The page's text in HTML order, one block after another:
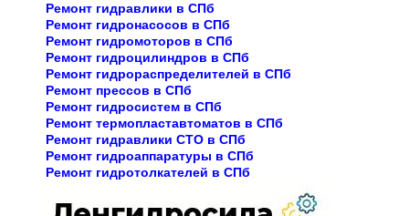
Ремонт гидравлики в СПб
Ремонт гидронасосов в СПб
Ремонт гидромоторов в СПб
Ремонт гидроцилиндров в СПб
Ремонт гидрораспределителей в СПб
Ремонт прессов в СПб
Ремонт гидросистем в СПб
Ремонт термопластавтоматов в СПб
Ремонт гидравлики СТО в СПб
Ремонт гидроаппаратуры в СПб
Ремонт гидротолкателей в СПб